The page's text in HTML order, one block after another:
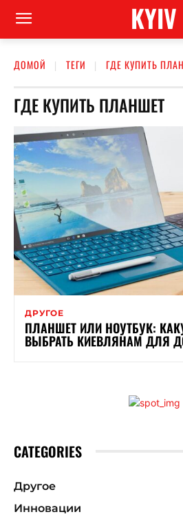
KYIV
ДОМОЙ ТЕГИ ГДЕ КУПИТЬ
ГДЕ КУПИТЬ ПЛАНШЕТ
ДРУГОЕ
ПЛАНШЕТ ИЛИ НОУТБУК:
ВЫБРАТЬ КИЕВЛЯНАМ ДЛЯ
CATEGORIES
Другое
Инновации